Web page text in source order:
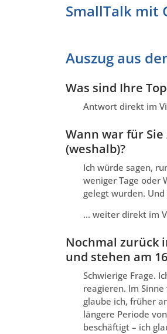
SmallTalk mit
Auszug aus
Was sind Ihre
Antwort direkt im
Wann war für
(weshalb)?
Ich würde sagen,
weniger Tage oder
gelegt wurden.
… weiter direkt im
Nochmal zurück
und stehen am
Schwierige Frage.
reagieren. Im
glaube ich, früher
längere Periode
beschäftigt – ich